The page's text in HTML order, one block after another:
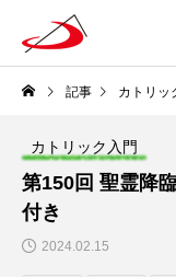
記事 カトリッ
カトリック入門
第150回 聖霊降
付き
2024.02.15